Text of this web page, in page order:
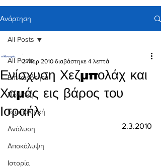
Ανάρτηση
All Posts
Επικαιρότητα
Πολιτική
Γεωπολιτική
Ανάλυση
Αποκάλυψη
Ιστορία
All Posts
Ενίσχυση Χεζμπολάχ και
Χαμάς εις βάρος του
Ισραήλ
.
2 Μαρ 2010 διαβάστηκε 4 λεπτά
2.3.2010